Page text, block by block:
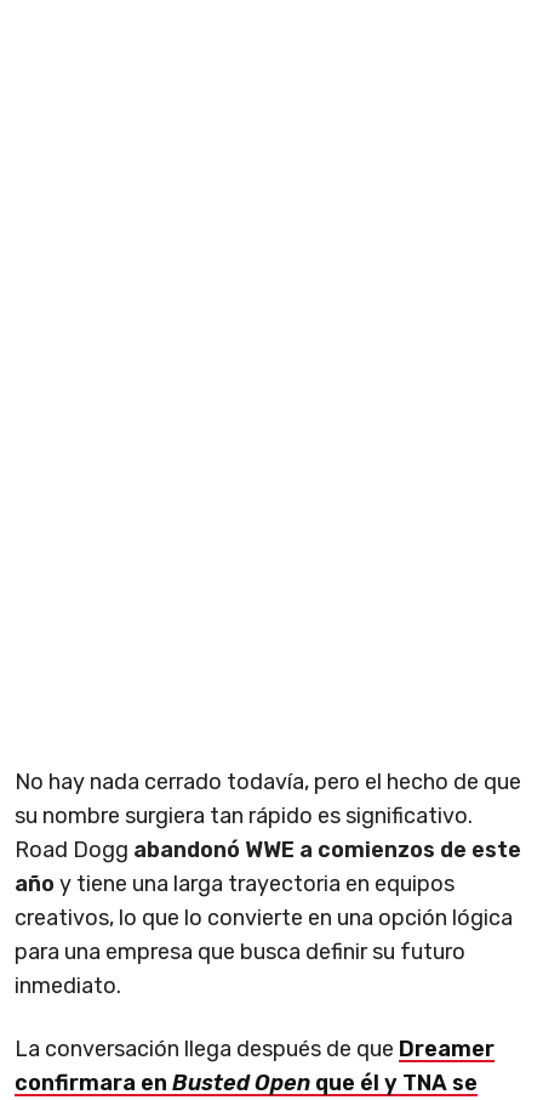
No hay nada cerrado todavía, pero el hecho de que
su nombre surgiera tan rápido es significativo.
Road Dogg abandonó WWE a comienzos de este
año y tiene una larga trayectoria en equipos
creativos, lo que lo convierte en una opción lógica
para una empresa que busca definir su futuro
inmediato.
La conversación llega después de que Dreamer
confirmara en Busted Open que él y TNA se